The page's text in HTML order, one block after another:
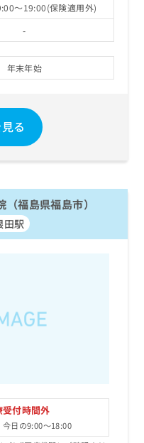
～19:00(保険適用外)
-
年末年始
る
福島県福島市）
田駅
受付時間外
今日の9:00～18:00